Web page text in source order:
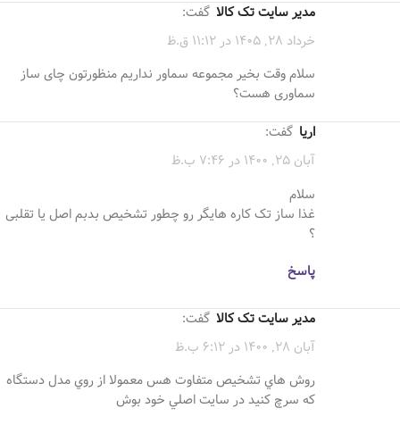
مدیر سایت تک کالا گفت:
خرداد 28, 1405 در 11:12 ق.ظ
سلام وقت بخیر مجموعه سماور نداریم منظورتون چای ساز
سماوری هست؟
اریا گفت:
آبان 25, 1400 در 7:46 ب.ظ
سلام
غذا ساز تک کاره هایگر رو چطور تشخیص بدبم اصل یا تقلبی
؟
پاسخ
مدیر سایت تک کالا گفت:
آبان 28, 1400 در 6:12 ب.ظ
روش هاي تشخيص متفاوت هس معمولا از روي مدل دستگاه
كه سرچ كنيد در سايت اصلي خود بوش